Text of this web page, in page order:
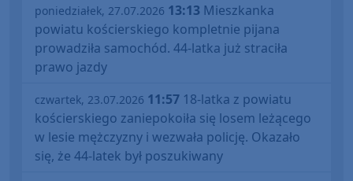
poniedziałek, 27.07.2026 13:13 Mieszkanka
powiatu kościerskiego kompletnie pijana
prowadziła samochód. 44-latka już straciła
prawo jazdy
czwartek, 23.07.2026 11:57 18-latka z powiatu
kościerskiego zaniepokoiła się losem leżącego
w lesie mężczyzny i wezwała policję. Okazało
się, że 44-latek był poszukiwany